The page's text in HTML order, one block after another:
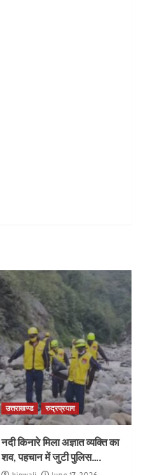
उत्तराखण्ड रुद्रप्रयाग
नदी किनारे मिला अज्ञात व्यक्ति का
शव, पहचान में जुटी पुलिस….